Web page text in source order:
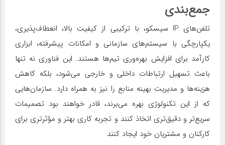
جمع‌بندی
تلفن‌های IP سیسکو، با ترکیبی از کیفیت بالا، انعطاف‌پذیری،
یکپارچگی با سیستم‌های سازمانی و امکانات پیشرفته، ابزاری
کارآمد برای افزایش بهره‌وری تیم‌ها هستند. این فناوری نه تنها
باعث تسهیل ارتباطات داخلی و خارجی می‌شود، بلکه کاهش
هزینه‌ها و مدیریت بهینه منابع را نیز به همراه دارد. سازمان‌هایی
که از این تکنولوژی بهره می‌برند، قادر خواهند بود تصمیمات
سریع‌تر و دقیق‌تری اتخاذ کنند و تجربه کاری بهتر و مؤثرتری برای
کارکنان و مشتریان خود ایجاد کنند